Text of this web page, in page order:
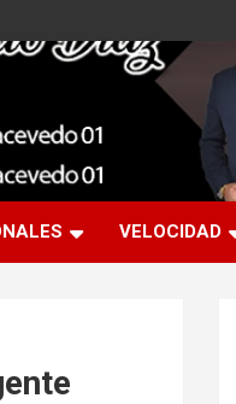
VELOCIDAD